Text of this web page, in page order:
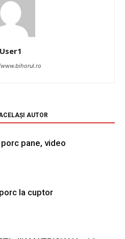
User1
AUTOR
pane, video
la cuptor